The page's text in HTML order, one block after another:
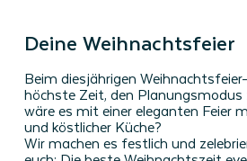
Deine Weihnachtsfeier
Beim diesjährigen
höchste Zeit, den Planungsmodus
wäre es mit einer eleganten Feier
und köstlicher Küche?
Wir machen es festlich und